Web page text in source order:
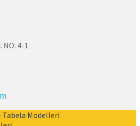
NO: 4-1
Tabela Modelleri